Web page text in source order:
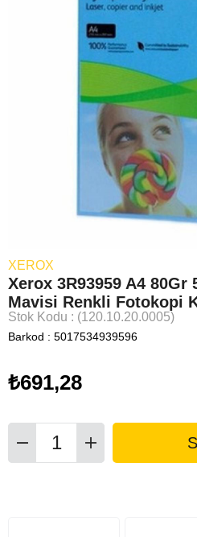
XEROX
Xerox 3R93959 A4 80Gr
Mavisi Renkli Fotokopi
Stok Kodu (120.10.20.0005)
Barkod : 5017534939596
₺691,28